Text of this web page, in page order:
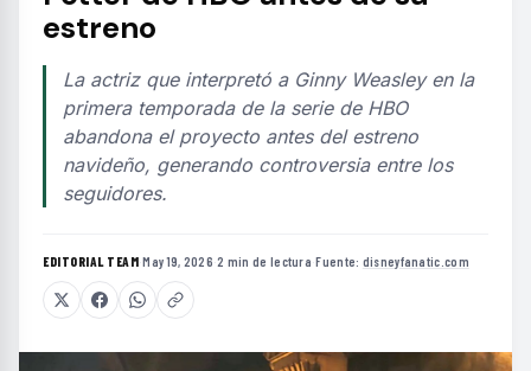
estreno
La actriz que interpretó a Ginny Weasley en la
primera temporada de la serie de HBO
abandona el proyecto antes del estreno
navideño, generando controversia entre los
seguidores.
EDITORIAL TEAM·May 19, 2026·2 min de lectura·Fuente: disneyfanatic.com